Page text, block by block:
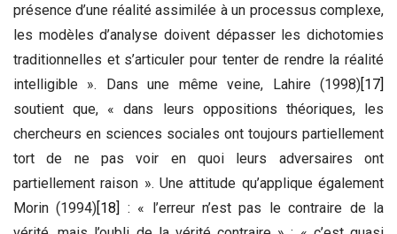
présence d’une réalité assimilée à un processus complexe,
les modèles d’analyse doivent dépasser les dichotomies
traditionnelles et s’articuler pour tenter de rendre la réalité
intelligible ». Dans une même veine, Lahire (1998)[17]
soutient que, « dans leurs oppositions théoriques, les
chercheurs en sciences sociales ont toujours partiellement
tort de ne pas voir en quoi leurs adversaires ont
partiellement raison ». Une attitude qu’applique également
Morin (1994)[18] : « l’erreur n’est pas le contraire de la